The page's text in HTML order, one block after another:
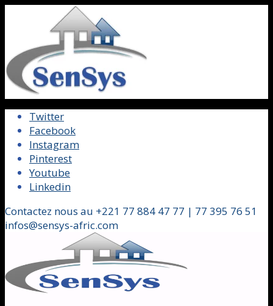
Twitter
Facebook
Instagram
Pinterest
Youtube
Linkedin
Contactez nous au +221 77 884 47 77 | 77 395 76 51
infos@sensys-afric.com